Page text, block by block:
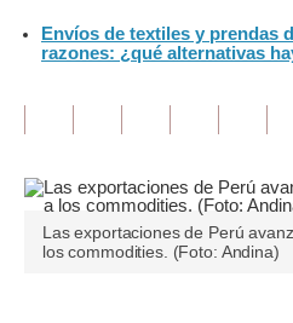
Plus G
Envíos de textiles y prendas
razones: ¿qué alternativas
Las exportaciones de Perú
los commodities. (Foto: Andina)